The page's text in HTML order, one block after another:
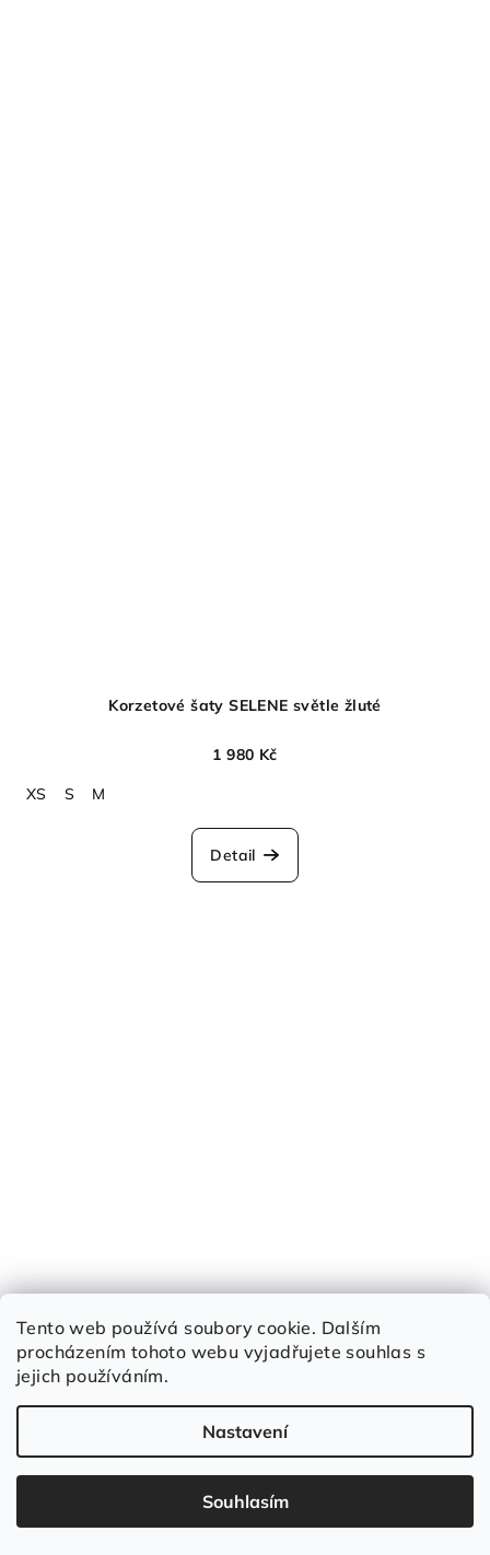
Tento web používá soubory cookie. Dalším
procházením tohoto webu vyjadřujete souhlas s
jejich používáním.
Nastavení
Souhlasím
Korzetové šaty SELENE světle žluté
1 980 Kč
XS
S M
Detail